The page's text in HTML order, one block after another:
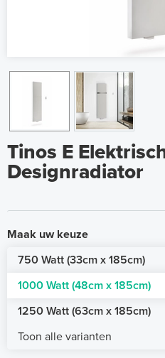
Tinos E
Designradiator
Maak uw keuze
750 Watt (33cm x 185cm)
1000 Watt (48cm x 185cm)
1250 Watt (63cm x 185cm)
Toon alle varianten